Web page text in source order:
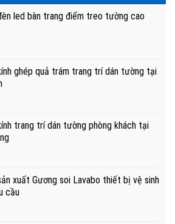
led bàn trang điểm treo tường cao
ghép quả trám trang trí dán tường tại
trang trí dán tường phòng khách tại
xuất Gương soi Lavabo thiết bị vệ sinh
cầu